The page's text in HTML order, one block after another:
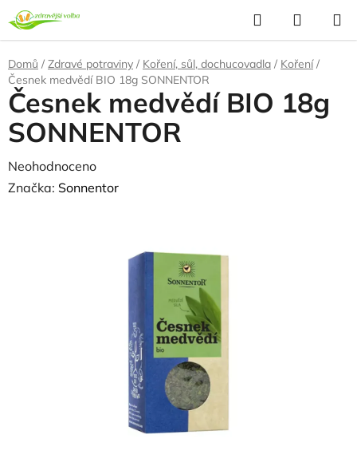
Přejít
na
obsah
Hledat
KOŠÍK
Domů / Zdravé potraviny / Koření, sůl, dochucovadla / Koření /
Česnek medvědí BIO 18g SONNENTOR
Česnek medvědí BIO 18g
SONNENTOR
Průměrné
hodnocení
Neohodnoceno
Značka: Sonnentor